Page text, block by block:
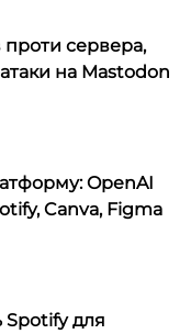
проти сервера,
на Mastodon
OpenAI
Canva, Figma
Spotify для